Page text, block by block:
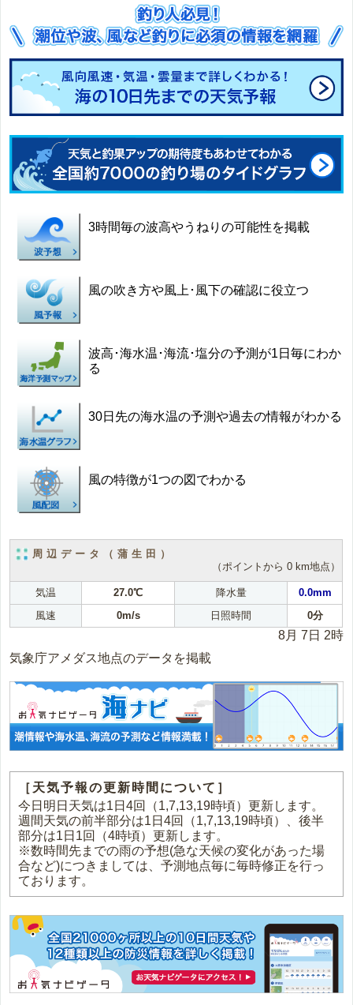
3時間毎の波高やうねりの可能性を掲載
風の吹き方や風上･風下の確認に役立つ
波高･海水温･海流･塩分の予測が1日毎にわか
る
30日先の海水温の予測や過去の情報がわかる
風の特徴が1つの図でわかる
周辺データ（蒲生田）
（ポイントから 0 km地点）
気温 27.0℃ 降水量
0.0mm
風速
0m/s 日照時間 0分
8月 7日 2時
気象庁アメダス地点のデータを掲載
［天気予報の更新時間について］
今日明日天気は1日4回（1,7,13,19時頃）更新します。
週間天気の前半部分は1日4回（1,7,13,19時頃）、後半
部分は1日1回（4時頃）更新します。
※数時間先までの雨の予想(急な天候の変化があった場
合など)につきましては、予測地点毎に毎時修正を行っ
ております。